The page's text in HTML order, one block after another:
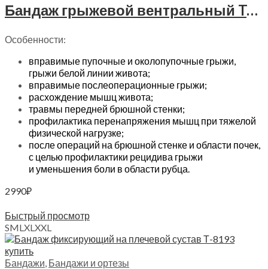
Бандаж грыжевой вентральный Trives, Т.26.12 (Т-1442)
Особенности:
вправимые пупочные и околопупочные грыжи,
грыжи белой линии живота;
вправимые послеоперационные грыжи;
расхождение мышц живота;
травмы передней брюшной стенки;
профилактика перенапряжения мышц при тяжелой
физической нагрузке;
после операций на брюшной стенке и области почек,
с целью профилактики рецидива грыжи
и уменьшения боли в области рубца.
2990₽
Быстрый просмотр
SML XL XXL
Бандажи Бандажи и ортезы